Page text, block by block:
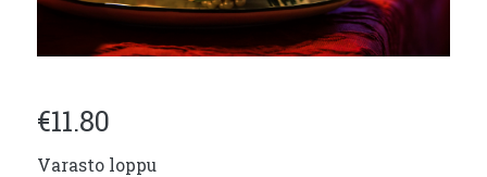
€11.80
Varasto loppu